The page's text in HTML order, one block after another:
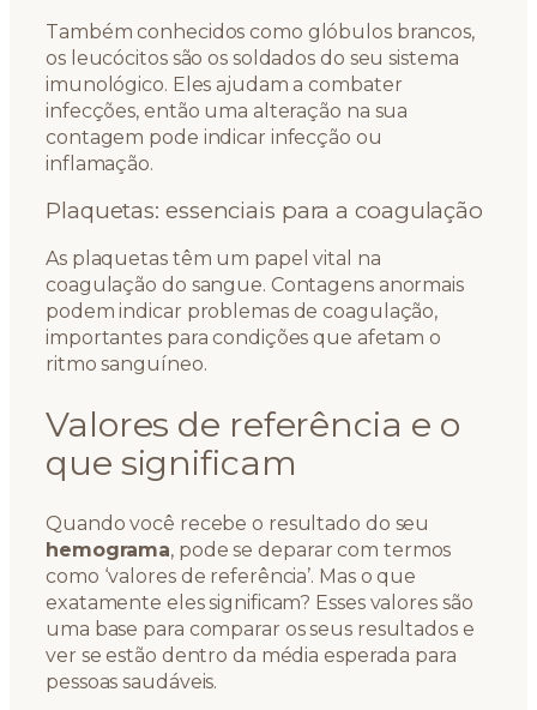
Também conhecidos como glóbulos brancos,
os leucócitos são os soldados do seu sistema
imunológico. Eles ajudam a combater
infecções, então uma alteração na sua
contagem pode indicar infecção ou
inflamação.
Plaquetas: essenciais para a coagulação
As plaquetas têm um papel vital na
coagulação do sangue. Contagens anormais
podem indicar problemas de coagulação,
importantes para condições que afetam o
ritmo sanguíneo.
Valores de referência e o
que significam
Quando você recebe o resultado do seu
hemograma, pode se deparar com termos
como ‘valores de referência’. Mas o que
exatamente eles significam? Esses valores são
uma base para comparar os seus resultados e
ver se estão dentro da média esperada para
pessoas saudáveis.